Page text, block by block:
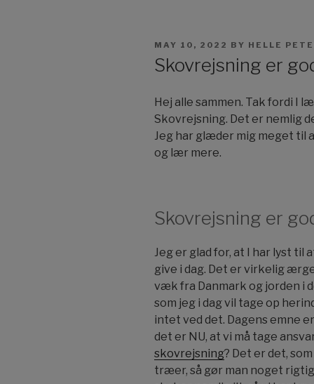
POSTED
ON
MAY 10, 2022 BY HELLE
Skovrejsning er
Hej alle sammen. Tak fordi I
Skovrejsning. Det er nemlig
Jeg har glæder mig meget til
og lær mere.
Skovrejsning er
Jeg er glad for, at I har lyst til
give i dag. Det er virkelig
væk fra Danmark og jorden i
som jeg i dag vil tage op
intet ved det. Dagens emne
det er NU, at vi må tage
skovrejsning? Det er det,
træer, så gør man noget